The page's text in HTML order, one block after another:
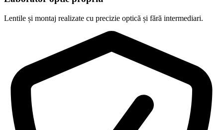
Lentile și montaj realizate cu precizie optică și fără intermediari.